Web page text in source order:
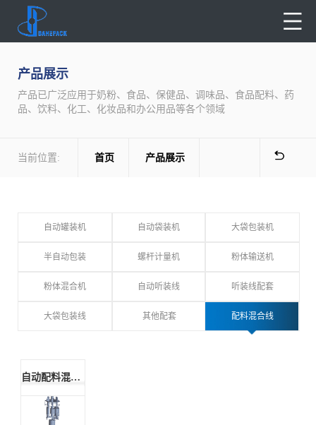
产品展示
产品已广泛应用于奶粉、食品、保健品、调味品、食品配料、药
品、饮料、化工、化妆品和办公用品等各个领域
当前位置: 首页 产品展示
自动罐装机 自动袋装机 大袋包装机
半自动包装 螺杆计量机 粉体输送机
粉体混合机 自动听装线 听装线配套
大袋包装线 其他配套 配料混合线
自动配料混合包装 生产线系统